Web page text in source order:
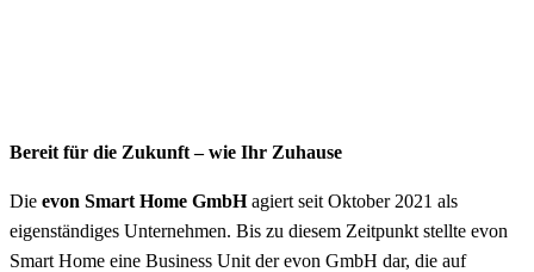
Bereit für die Zukunft – wie Ihr Zuhause
Die evon Smart Home GmbHagiert seit Oktober 2021 als
eigenständiges Unternehmen. Bis zu diesem Zeitpunkt stellte evon
Smart Home eine Business Unit der evon GmbH dar, die auf